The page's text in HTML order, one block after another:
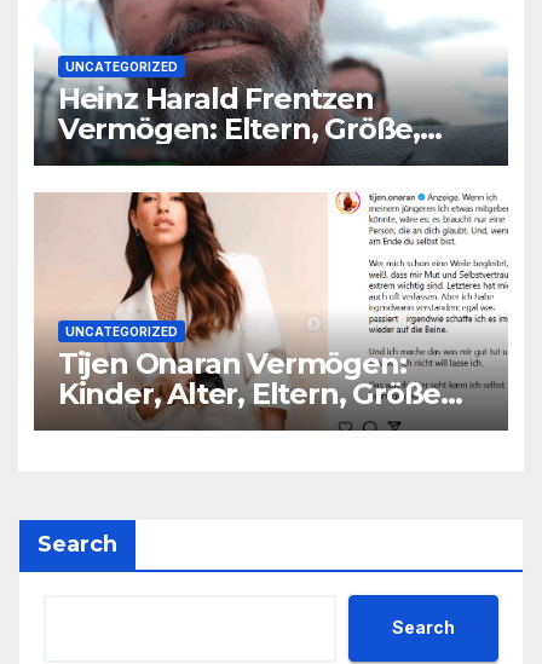
UNCATEGORIZED
Heinz Harald Frentzen
Vermögen: Eltern, Größe,
Partner, Alter
UNCATEGORIZED
Tijen Onaran Vermögen:
Kinder, Alter, Eltern, Größe
Partner
Search
Search